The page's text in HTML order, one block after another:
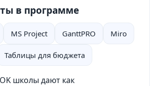
в программе
MS Project GanttPRO Miro
Таблицы для бюджета
школы дают как